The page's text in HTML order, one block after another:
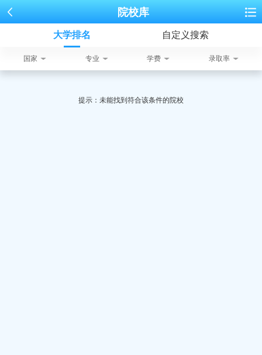
院校库
大学排名 自定义搜索
国家 专业 学费 录取率
提示：未能找到符合该条件的院校